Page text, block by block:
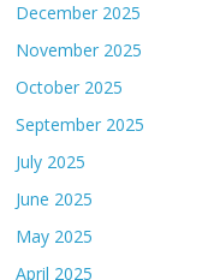
December 2025
November 2025
October 2025
September 2025
July 2025
June 2025
May 2025
April 2025